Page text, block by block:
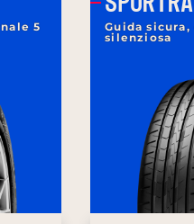
5
Guida
silenziosa